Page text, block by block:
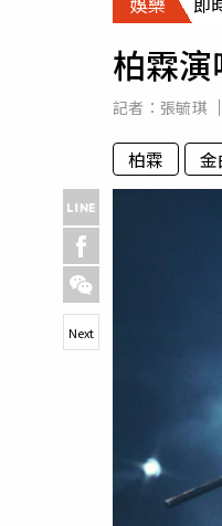
柏霖
記者： 張毓琪
柏霖
Next